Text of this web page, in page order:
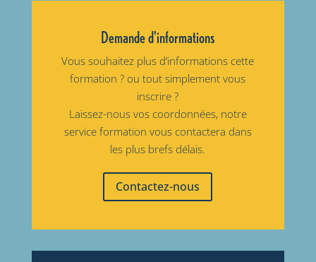
Demande d'informations
Vous souhaitez plus d’informations cette
formation ? ou tout simplement vous
inscrire ?
Laissez-nous vos coordonnées, notre
service formation vous contactera dans
les plus brefs délais.
Contactez-nous